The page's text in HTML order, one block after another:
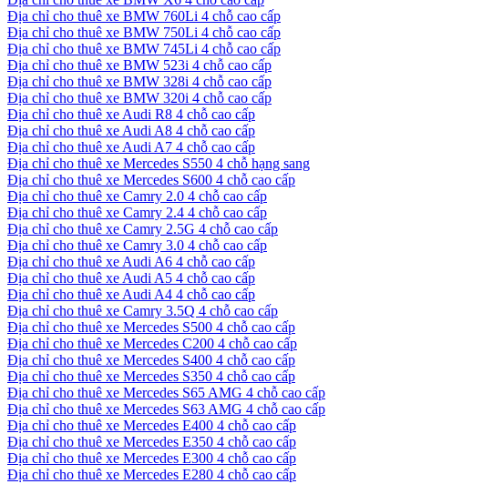
Địa chỉ cho thuê xe BMW 760Li 4 chỗ cao cấp
Địa chỉ cho thuê xe BMW 750Li 4 chỗ cao cấp
Địa chỉ cho thuê xe BMW 745Li 4 chỗ cao cấp
Địa chỉ cho thuê xe BMW 523i 4 chỗ cao cấp
Địa chỉ cho thuê xe BMW 328i 4 chỗ cao cấp
Địa chỉ cho thuê xe BMW 320i 4 chỗ cao cấp
Địa chỉ cho thuê xe Audi R8 4 chỗ cao cấp
Địa chỉ cho thuê xe Audi A8 4 chỗ cao cấp
Địa chỉ cho thuê xe Audi A7 4 chỗ cao cấp
Địa chỉ cho thuê xe Mercedes S550 4 chỗ hạng sang
Địa chỉ cho thuê xe Mercedes S600 4 chỗ cao cấp
Địa chỉ cho thuê xe Camry 2.0 4 chỗ cao cấp
Địa chỉ cho thuê xe Camry 2.4 4 chỗ cao cấp
Địa chỉ cho thuê xe Camry 2.5G 4 chỗ cao cấp
Địa chỉ cho thuê xe Camry 3.0 4 chỗ cao cấp
Địa chỉ cho thuê xe Audi A6 4 chỗ cao cấp
Địa chỉ cho thuê xe Audi A5 4 chỗ cao cấp
Địa chỉ cho thuê xe Audi A4 4 chỗ cao cấp
Địa chỉ cho thuê xe Camry 3.5Q 4 chỗ cao cấp
Địa chỉ cho thuê xe Mercedes S500 4 chỗ cao cấp
Địa chỉ cho thuê xe Mercedes C200 4 chỗ cao cấp
Địa chỉ cho thuê xe Mercedes S400 4 chỗ cao cấp
Địa chỉ cho thuê xe Mercedes S350 4 chỗ cao cấp
Địa chỉ cho thuê xe Mercedes S65 AMG 4 chỗ cao cấp
Địa chỉ cho thuê xe Mercedes S63 AMG 4 chỗ cao cấp
Địa chỉ cho thuê xe Mercedes E400 4 chỗ cao cấp
Địa chỉ cho thuê xe Mercedes E350 4 chỗ cao cấp
Địa chỉ cho thuê xe Mercedes E300 4 chỗ cao cấp
Địa chỉ cho thuê xe Mercedes E280 4 chỗ cao cấp